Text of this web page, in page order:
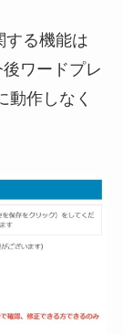
する機能は
ワードプレ
動作しなく